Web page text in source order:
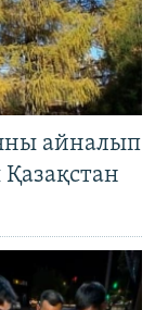
айналып